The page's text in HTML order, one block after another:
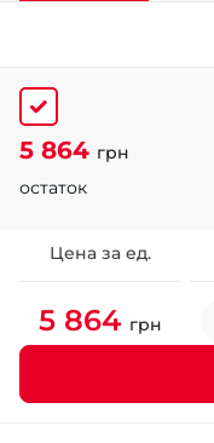
5 864 грн
остаток
Цена за ед.
5 864 грн